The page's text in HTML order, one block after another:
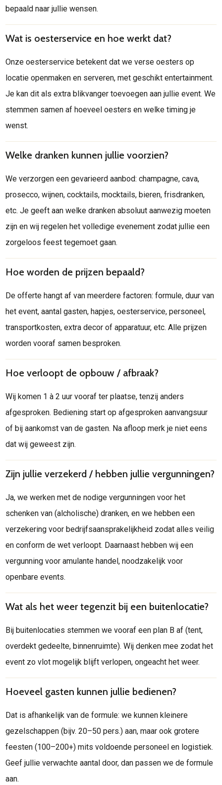
bepaald naar jullie wensen.
Wat is oesterservice en hoe werkt dat?
Onze oesterservice betekent dat we verse oesters op
locatie openmaken en serveren, met geschikt entertainment.
Je kan dit als extra blikvanger toevoegen aan jullie event. We
stemmen samen af hoeveel oesters en welke timing je
wenst.
Welke dranken kunnen jullie voorzien?
We verzorgen een gevarieerd aanbod: champagne, cava,
prosecco, wijnen, cocktails, mocktails, bieren, frisdranken,
etc. Je geeft aan welke dranken absoluut aanwezig moeten
zijn en wij regelen het volledige evenement zodat jullie een
zorgeloos feest tegemoet gaan.
Hoe worden de prijzen bepaald?
De offerte hangt af van meerdere factoren: formule, duur van
het event, aantal gasten, hapjes, oesterservice, personeel,
transportkosten, extra decor of apparatuur, etc. Alle prijzen
worden vooraf samen besproken.
Hoe verloopt de opbouw / afbraak?
Wij komen 1 à 2 uur vooraf ter plaatse, tenzij anders
afgesproken. Bediening start op afgesproken aanvangsuur
of bij aankomst van de gasten. Na afloop merk je niet eens
dat wij geweest zijn.
Zijn jullie verzekerd / hebben jullie vergunningen?
Ja, we werken met de nodige vergunningen voor het
schenken van (alcholische) dranken, en we hebben een
verzekering voor bedrijfsaansprakelijkheid zodat alles veilig
en conform de wet verloopt. Daarnaast hebben wij een
vergunning voor amulante handel, noodzakelijk voor
openbare events.
Wat als het weer tegenzit bij een buitenlocatie?
Bij buitenlocaties stemmen we vooraf een plan B af (tent,
overdekt gedeelte, binnenruimte). Wij denken mee zodat het
event zo vlot mogelijk blijft verlopen, ongeacht het weer.
Hoeveel gasten kunnen jullie bedienen?
Dat is afhankelijk van de formule: we kunnen kleinere
gezelschappen (bijv. 20–50 pers.) aan, maar ook grotere
feesten (100–200+) mits voldoende personeel en logistiek.
Geef jullie verwachte aantal door, dan passen we de formule
aan.